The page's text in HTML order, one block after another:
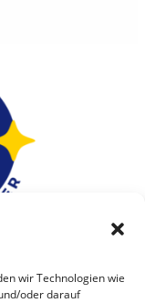
wir Technologien wie
oder darauf